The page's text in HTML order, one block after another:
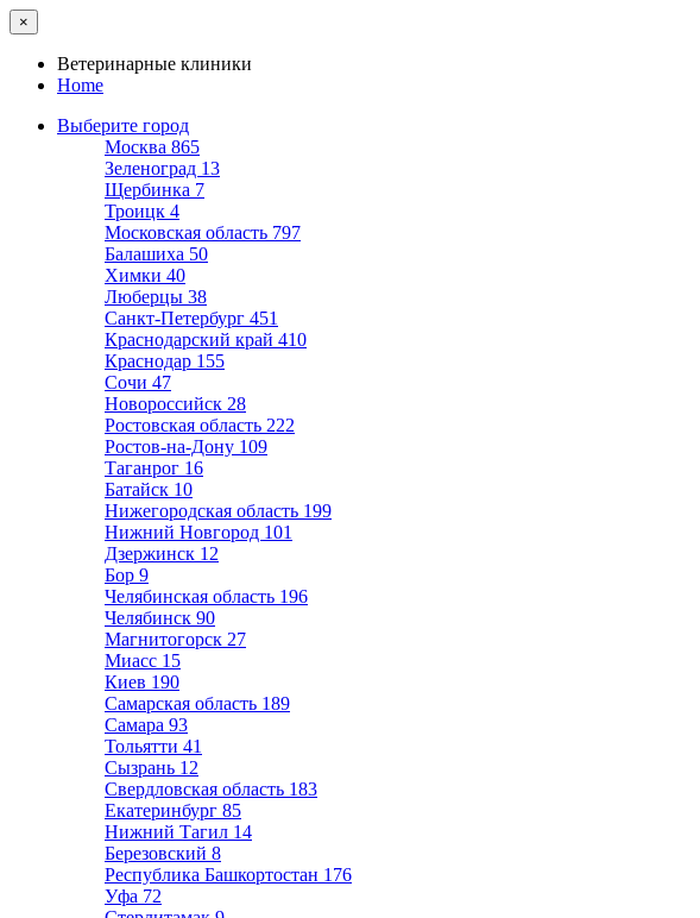
×
Ветеринарные клиники
Home
Выберите город
Москва 865
Зеленоград 13
Щербинка 7
Троицк 4
Московская область 797
Балашиха 50
Химки 40
Люберцы 38
Санкт-Петербург 451
Краснодарский край 410
Краснодар 155
Сочи 47
Новороссийск 28
Ростовская область 222
Ростов-на-Дону 109
Таганрог 16
Батайск 10
Нижегородская область 199
Нижний Новгород 101
Дзержинск 12
Бор 9
Челябинская область 196
Челябинск 90
Магнитогорск 27
Миасс 15
Киев 190
Самарская область 189
Самара 93
Тольятти 41
Сызрань 12
Свердловская область 183
Екатеринбург 85
Нижний Тагил 14
Березовский 8
Республика Башкортостан 176
Уфа 72